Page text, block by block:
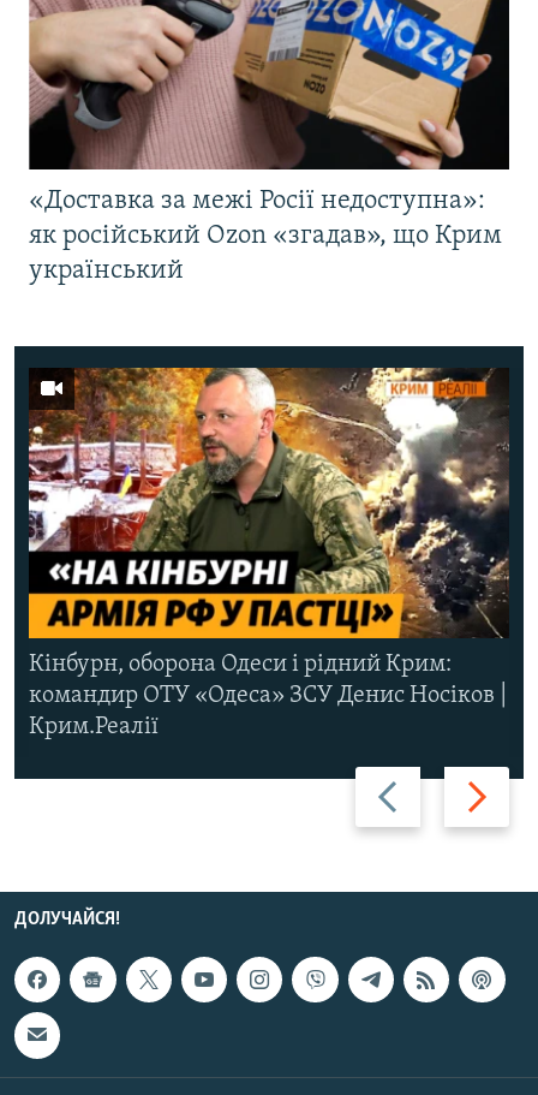
«Доставка за межі Росії недоступна»:
як російський Ozon «згадав», що Крим
український
Назад Вперед
Кінбурн, оборона Одеси і рідний Крим:
командир ОТУ «Одеса» ЗСУ Денис Носіков |
Крим.Реалії
ДОЛУЧАЙСЯ!